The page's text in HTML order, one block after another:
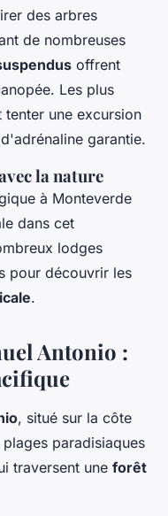
des arbres
de nombreuses
offrent
Les plus
une excursion
garantie.
la nature
à Monteverde
dans cet
lodges
pour découvrir les
.
Antonio :
, situé sur la côte
paradisiaques
traversent une forêt